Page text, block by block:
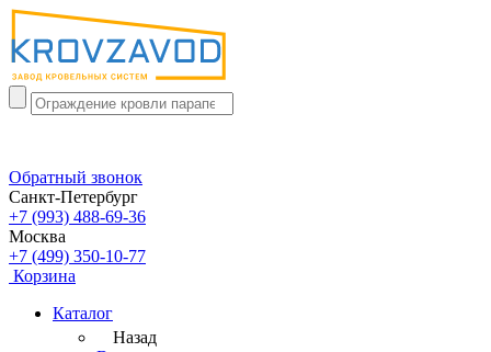
Обратный звонок
Санкт-Петербург
+7 (993) 488-69-36
Москва
+7 (499) 350-10-77
Корзина
Каталог
Назад